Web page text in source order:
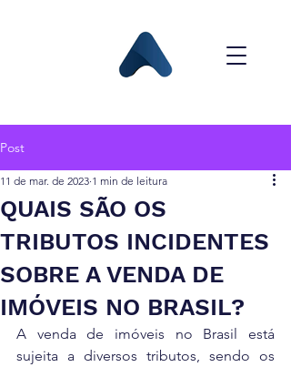
Post
QUAIS SÃO OS
TRIBUTOS INCIDENTES
SOBRE A VENDA DE
IMÓVEIS NO BRASIL?
11 de mar. de 2023 1 min de leitura
A venda de imóveis no Brasil está
sujeita a diversos tributos, sendo os